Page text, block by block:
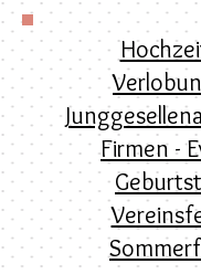
Firmen -